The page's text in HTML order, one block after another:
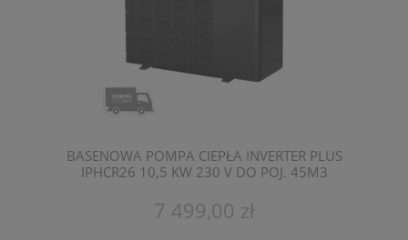
BASENOWA POMPA CIEPŁA INVERTER PLUS
IPHCR26 10,5 KW 230 V DO POJ. 45M3
7 499,00 zł